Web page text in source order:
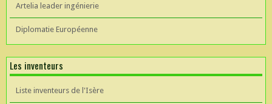
Artelia leader ingénierie
Diplomatie Européenne
Les inventeurs
Liste inventeurs de l'Isère